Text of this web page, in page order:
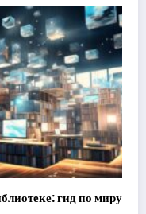
гид по миру